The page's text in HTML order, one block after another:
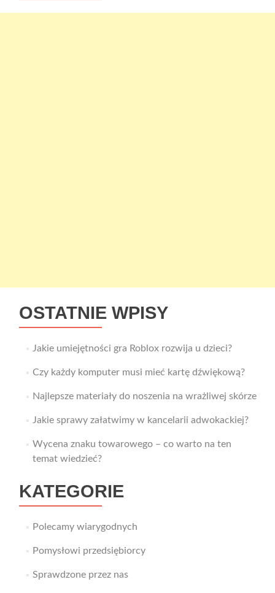
OSTATNIE WPISY
Jakie umiejętności gra Roblox rozwija u dzieci?
Czy każdy komputer musi mieć kartę dźwiękową?
Najlepsze materiały do noszenia na wrażliwej skórze
Jakie sprawy załatwimy w kancelarii adwokackiej?
Wycena znaku towarowego – co warto na ten
temat wiedzieć?
KATEGORIE
Polecamy wiarygodnych
Pomysłowi przedsiębiorcy
Sprawdzone przez nas